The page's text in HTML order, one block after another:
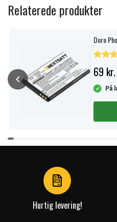
Relaterede produkter
Doro
69 kr.
På
Item
1
Hurtig levering!